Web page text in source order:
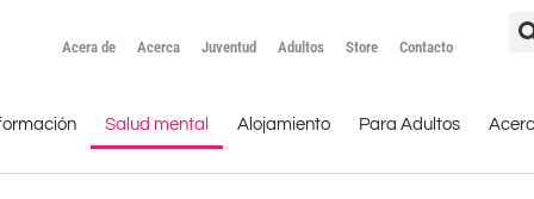
Acera de Acerca Juventud Adultos Store Contacto
Salud mental Alojamiento Para Adultos